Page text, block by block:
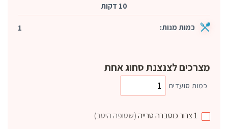
10 דקות
כמות מנות: 1
מצרכים לצנצנת סחוג אחת
כמות סועדים
1צרורכוסברה טרייה(שטופה היטב)